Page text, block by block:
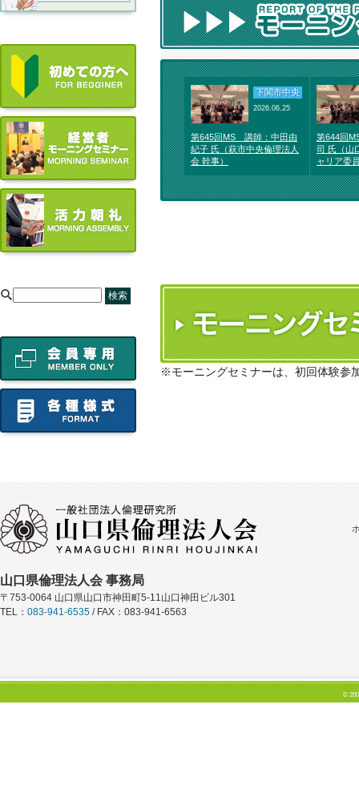
下関市中央
2026.06.25
第645回MS 講師：中田由
紀子 氏（萩市中央倫理法人
会 幹事）
第644回
司 氏（山
ャリア委
※モーニングセミナーは、初回体験参
[
山口県倫理法人会 事務局
〒753-0064 山口県山口市神田町5-11山口神田ビル301
TEL： 083-941-6535 / FAX：083-941-6563
©